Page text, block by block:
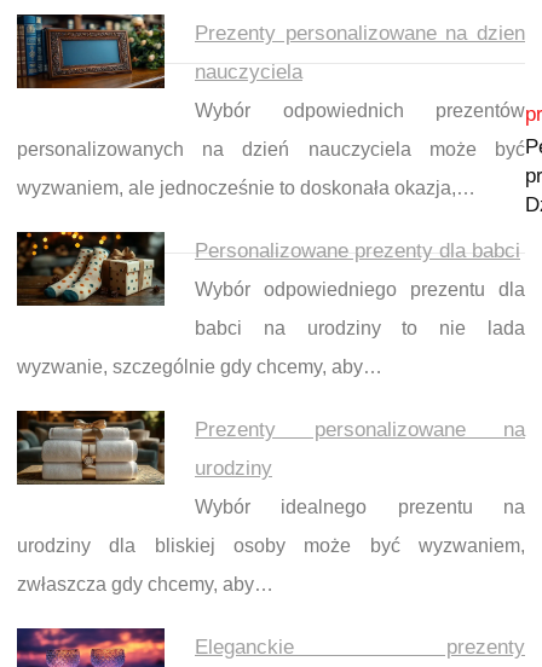
Prezenty personalizowane na dzien
nauczyciela
Wybór odpowiednich prezentów
personalizowanych na dzień nauczyciela może być
wyzwaniem, ale jednocześnie to doskonała okazja,…
Personalizowane prezenty dla babci
Wybór odpowiedniego prezentu dla
babci na urodziny to nie lada
wyzwanie, szczególnie gdy chcemy, aby…
Prezenty personalizowane na
urodziny
Wybór idealnego prezentu na
urodziny dla bliskiej osoby może być wyzwaniem,
zwłaszcza gdy chcemy, aby…
Eleganckie prezenty
Nawigacja wpisu